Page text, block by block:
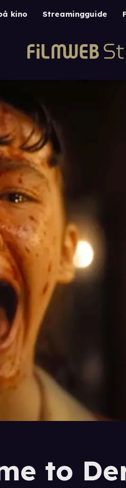
kino Streamingguide
to